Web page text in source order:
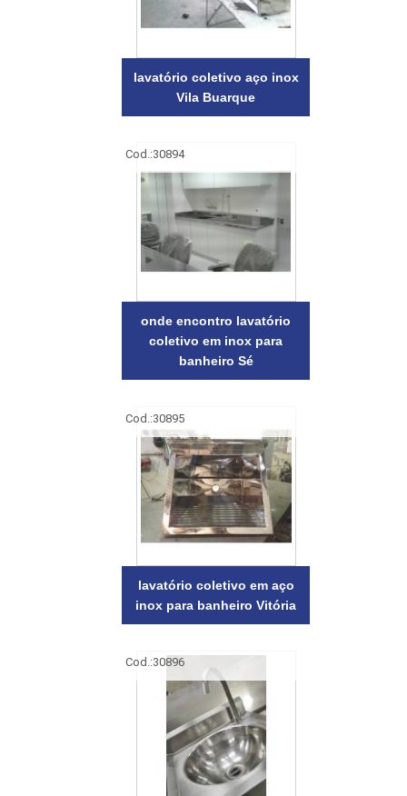
lavatório coletivo aço inox
Vila Buarque
Cod.:30894
onde encontro lavatório
coletivo em inox para
banheiro Sé
Cod.:30895
lavatório coletivo em aço
inox para banheiro Vitória
Cod.:30896